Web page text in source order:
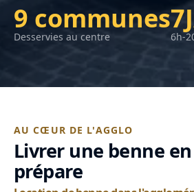
9 communes
Desservies au centre 6h-
AU CŒUR DE L'AGGLO
Livrer une benne
prépare